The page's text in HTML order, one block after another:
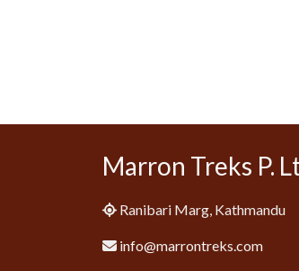
Marron Treks P.
Ranibari Marg, Kathmandu
info@marrontreks.com